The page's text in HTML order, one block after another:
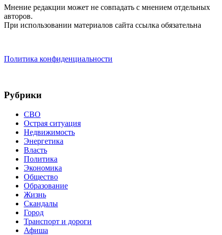
Мнение редакции может не совпадать с мнением отдельных
авторов.
При использовании материалов сайта ссылка обязательна
Политика конфиденциальности
Рубрики
СВО
Острая ситуация
Недвижимость
Энергетика
Власть
Политика
Экономика
Общество
Образование
Жизнь
Скандалы
Город
Транспорт и дороги
Афиша